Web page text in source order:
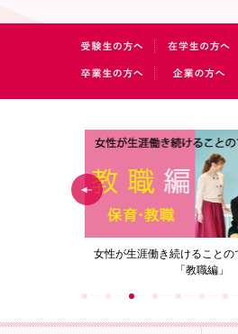
女性が生涯働き続けることの
「教職編」